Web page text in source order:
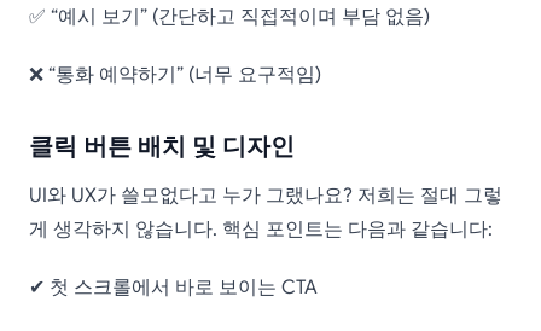
✅ “예시 보기” (간단하고 직접적이며 부담 없음)
❌ “통화 예약하기” (너무 요구적임)
클릭 버튼 배치 및 디자인
UI와 UX가 쓸모없다고 누가 그랬나요? 저희는 절대 그렇
게 생각하지 않습니다. 핵심 포인트는 다음과 같습니다:
✔ 첫 스크롤에서 바로 보이는 CTA